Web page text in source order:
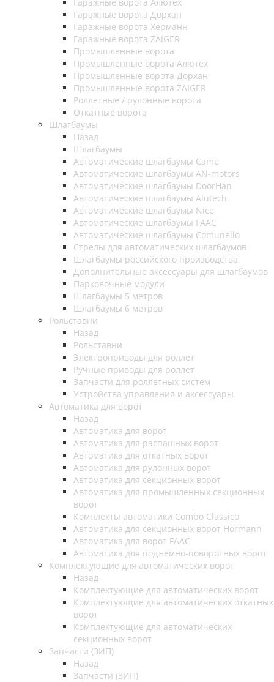
Гаражные ворота Дорхан
Гаражные ворота Хёрманн
Гаражные ворота ZAIGER
Промышленные ворота
Промышленные ворота Алютех
Промышленные ворота Дорхан
Промышленные ворота ZAIGER
Роллетные / рулонные ворота
Откатные ворота
Шлагбаумы
Назад
Шлагбаумы
Автоматические шлагбаумы Came
Автоматические шлагбаумы AN-motors
Автоматические шлагбаумы DoorHan
Автоматические шлагбаумы Alutech
Автоматические шлагбаумы Nice
Автоматические шлагбаумы FAAC
Автоматические шлагбаумы Comunello
Стрелы для автоматических шлагбаумов
Шлагбаумы российского производства
Дополнительные аксессуары для шлагбаумов
Парковочные модули
Шлагбаумы 5 метров
Шлагбаумы 6 метров
Рольставни
Назад
Рольставни
Электроприводы для роллет
Ручные приводы для роллет
Запчасти для роллетных систем
Устройства управления и аксессуары
Автоматика для ворот
Назад
Автоматика для ворот
Автоматика для распашных ворот
Автоматика для откатных ворот
Автоматика для рулонных ворот
Автоматика для секционных ворот
Автоматика для промышленных секционных
ворот
Комплекты автоматики Combo Classico
Автоматика для секционных ворот Hörmann
Автоматика для ворот FAAC
Автоматика для подъемно-поворотных ворот
Комплектующие для автоматических ворот
Назад
Комплектующие для автоматических ворот
Комплектующие для автоматических откатных
ворот
Комплектующие для автоматических
секционных ворот
Запчасти (ЗИП)
Назад
Запчасти (ЗИП)